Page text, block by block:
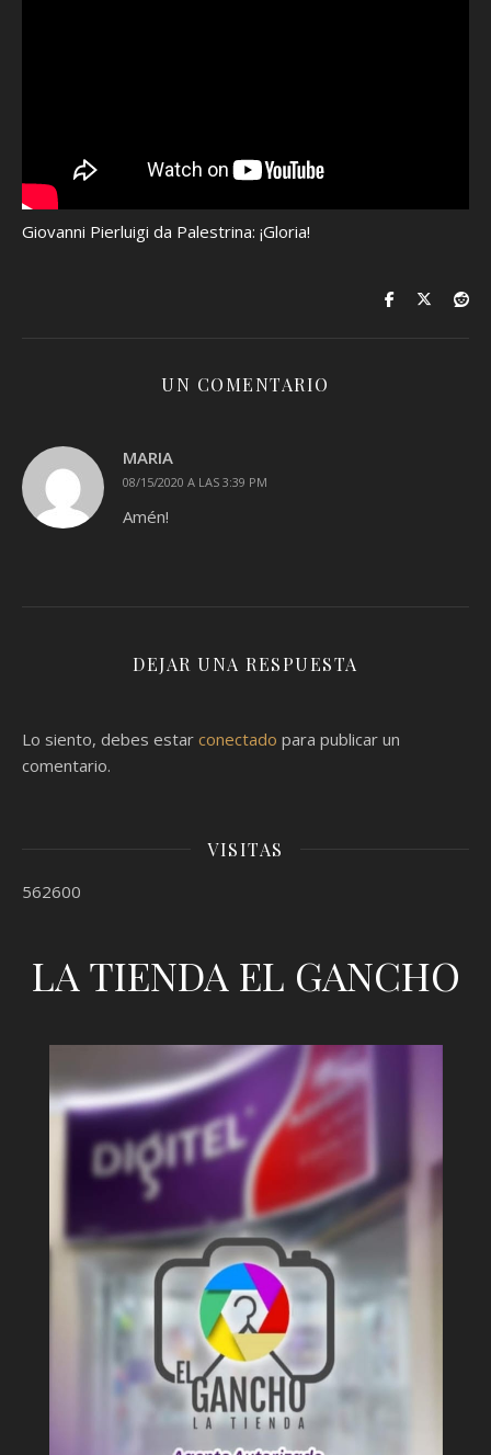
Giovanni Pierluigi da Palestrina: ¡Gloria!
UN COMENTARIO
MARIA
08/15/2020 A LAS 3:39 PM
Amén!
DEJAR UNA RESPUESTA
Lo siento, debes estar conectado para publicar un
comentario.
VISITAS
562600
LA TIENDA EL GANCHO